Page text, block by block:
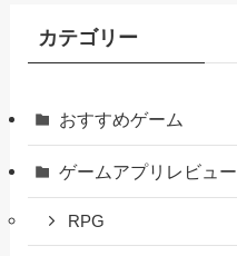
カテゴリー
おすすめゲーム
ゲームアプリレビュー
RPG